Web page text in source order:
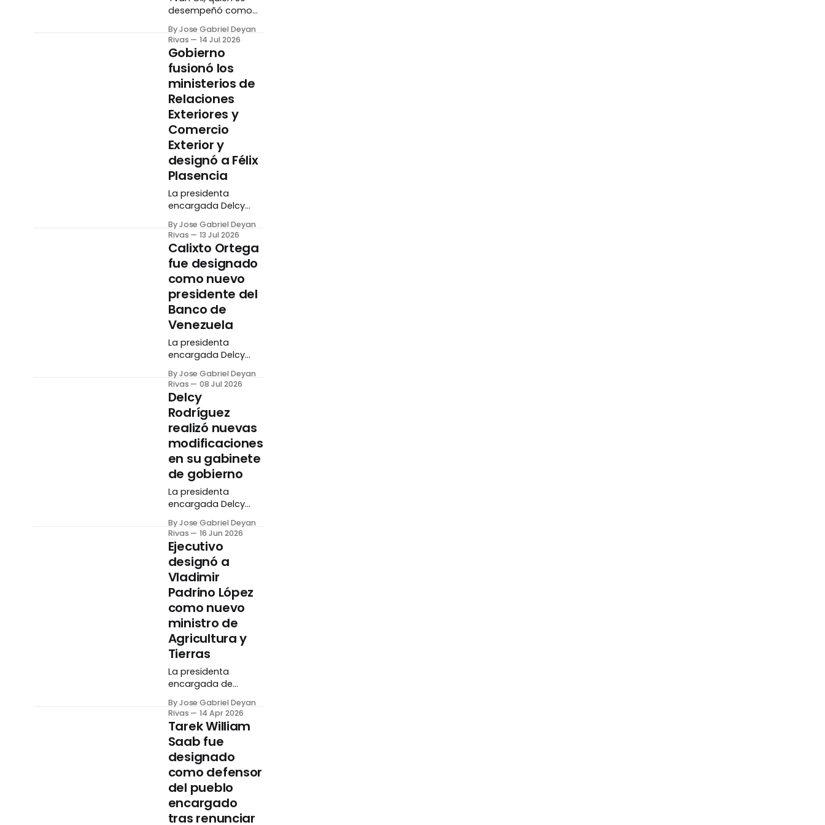
desempeñó como
Venezuela desde
enero de 2023,
pasará a ser el
nuevo ministro de
Ciencia y
Tecnología, en
reemplazo de
Gabriela Jiménez.
Delcy Rodríguez,
presidenta
encargada de la
República, confirmó
la noticia durante la
tarde del lunes, 13 de
julio, tras dar a
conocer
By Jose Gabriel Deyan
Rivas
14 Jul 2026
Gobierno
fusionó los
ministerios de
Relaciones
Exteriores y
Comercio
Exterior y
designó a Félix
Plasencia
La presidenta
encargada Delcy
este lunes, 13 de julio,
la fusión de los
ministerios de
Relaciones Exteriores
y Comercio Exterior,
que pasarán a
formar el nuevo
Ministerio del Poder
Popular de
Relaciones y
Comercio Exterior. El
Plasencia fue
designado por
Rodríguez como el
encargado de la
By Jose Gabriel Deyan
Rivas
13 Jul 2026
Calixto Ortega
fue designado
como nuevo
presidente del
Banco de
Venezuela
La presidenta
encargada Delcy
economista Calixto
Ortega Sánchez
como el nuevo
presidente del Banco
de Venezuela (BDV),
en substitución de
Román Maniglia.
Mediante una
publicación
realizada en sus
redes sociales el
Rodríguez señaló
que Ortega seguirá
al frente de la
Vicepresidencia
Sectorial de
By Jose Gabriel Deyan
Rivas
08 Jul 2026
Delcy
Rodríguez
realizó nuevas
modificaciones
en su gabinete
de gobierno
La presidenta
encargada Delcy
cabo una serie de
cambios en su
gabinete de
gobierno, incluyendo
la designación de
dos nuevos
ministros y dos
nuevos directores de
instituciones
públicas. De acuerdo
a información
canales oficiales del
Estado, Nelson
Rodríguez pasará a
ocupar la cartera de
By Jose Gabriel Deyan
Rivas
16 Jun 2026
Ejecutivo
designó a
Vladimir
Padrino López
como nuevo
ministro de
Agricultura y
Tierras
La presidenta
encargada de
Rodríguez, anunció la
designación de
Vladimir Padrino
López como su
nuevo ministro de
Agricultura
Productiva y Tierras.
La noticia fue dada
a conocer por la
mandataria
By Jose Gabriel Deyan
Rivas
14 Apr 2026
Tarek William
Saab fue
designado
como defensor
del pueblo
encargado
tras renunciar